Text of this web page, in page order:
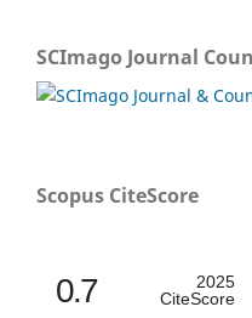
SCImago Journal
Scopus CiteScore
0.7
2025
CiteScore